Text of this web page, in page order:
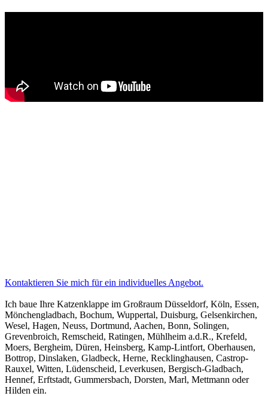
Kontaktieren Sie mich für ein individuelles Angebot.
Ich baue Ihre Katzenklappe im Großraum Düsseldorf, Köln, Essen,
Mönchengladbach, Bochum, Wuppertal, Duisburg, Gelsenkirchen,
Wesel, Hagen, Neuss, Dortmund, Aachen, Bonn, Solingen,
Grevenbroich, Remscheid, Ratingen, Mühlheim a.d.R., Krefeld,
Moers, Bergheim, Düren, Heinsberg, Kamp-Lintfort, Oberhausen,
Bottrop, Dinslaken, Gladbeck, Herne, Recklinghausen, Castrop-
Rauxel, Witten, Lüdenscheid, Leverkusen, Bergisch-Gladbach,
Hennef, Erftstadt, Gummersbach, Dorsten, Marl, Mettmann oder
Hilden ein.